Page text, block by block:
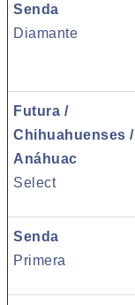
Senda
Diamante
Futura /
Chihuahuenses /
Anáhuac
Select
Senda
Primera